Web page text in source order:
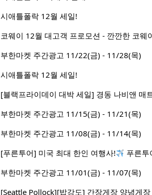
시애틀폴락 12월 세일!
코웨이 12월 대고객 프로모션 - 깐깐한 코웨
부한마켓 주간광고 11/22(금) - 11/28(목)
시애틀폴락 12월 세일!
[블랙프라이데이 대박 세일] 경동 나비앤 매
부한마켓 주간광고 11/15(금) - 11/21(목)
부한마켓 주간광고 11/08(금) - 11/14(목)
[푸른투어] 미국 최대 한인 여행사! 푸른투
부한마켓 주간광고 11/01(금) - 11/07(목)
[Seattle Pollock][밥강도] 간장게장 양념게장